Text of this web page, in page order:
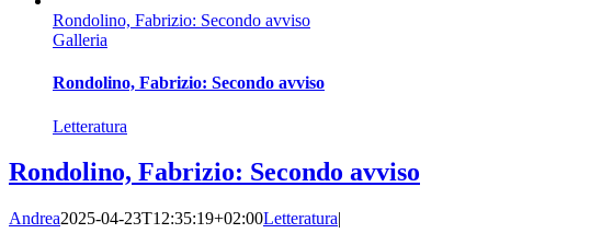
Rondolino, Fabrizio: Secondo avviso
Galleria
Rondolino, Fabrizio: Secondo avviso
Letteratura
Rondolino, Fabrizio: Secondo avviso
Andrea2025-04-23T12:35:19+02:00Letteratura|